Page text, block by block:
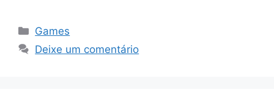
Categorias
Games
Deixe um comentário